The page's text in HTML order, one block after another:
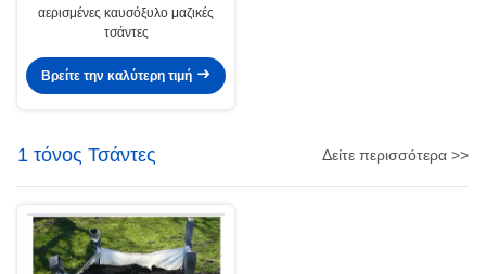
αερισμένες καυσόξυλο μαζικές
τσάντες
Βρείτε την καλύτερη τιμή
1 τόνος Τσάντες Δείτε περισσότερα >>